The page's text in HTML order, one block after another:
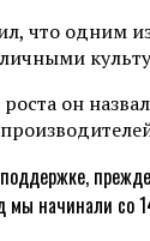
что одним
он
мы начинали